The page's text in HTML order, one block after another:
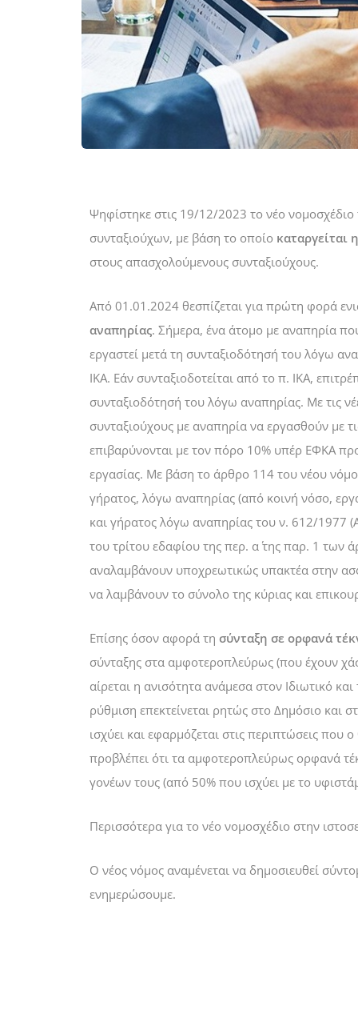
Ψηφίστηκε στις 19/12/2023 το νέο νομοσχέδιο
συνταξιούχων, με βάση το οποίο καταργείται
στους απασχολούμενους συνταξιούχους.
Aπό 01.01.2024 θεσπίζεται για πρώτη φορά
αναπηρίας. Σήμερα, ένα άτομο με αναπηρία
εργαστεί μετά τη συνταξιοδότησή του λόγω
ΙΚΑ. Εάν συνταξιοδοτείται από το π. ΙΚΑ,
συνταξιοδότησή του λόγω αναπηρίας. Με τις
συνταξιούχους με αναπηρία να εργασθούν με
επιβαρύνονται με τον πόρο 10% υπέρ ΕΦΚΑ
εργασίας. Με βάση το άρθρο 114 του νέου
γήρατος, λόγω αναπηρίας (από κοινή νόσο,
και γήρατος λόγω αναπηρίας του ν. 612/1977
του τρίτου εδαφίου της περ. α΄ της παρ. 1 των
αναλαμβάνουν υποχρεωτικώς υπακτέα στην
να λαμβάνουν το σύνολο της κύριας και
Επίσης όσον αφορά τη σύνταξη σε ορφανά
σύνταξης στα αμφοτεροπλεύρως (που έχουν
αίρεται η ανισότητα ανάμεσα στον Ιδιωτικό
ρύθμιση επεκτείνεται ρητώς στο Δημόσιο
ισχύει και εφαρμόζεται στις περιπτώσεις
προβλέπει ότι τα αμφοτεροπλεύρως ορφανά
γονέων τους (από 50% που ισχύει με το
Περισσότερα για το νέο νομοσχέδιο στην
Ο νέος νόμος αναμένεται να δημοσιευθεί
ενημερώσουμε.